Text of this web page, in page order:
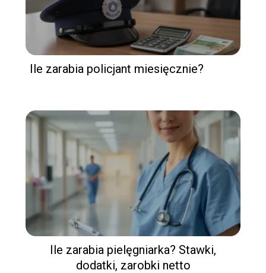
Ile zarabia policjant miesięcznie?
Ile zarabia pielęgniarka? Stawki,
dodatki, zarobki netto